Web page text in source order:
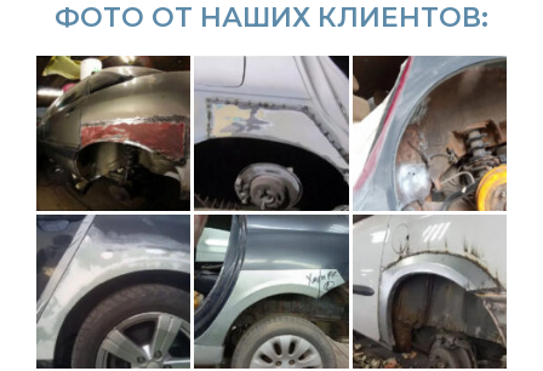
ФОТО ОТ НАШИХ КЛИЕНТОВ: